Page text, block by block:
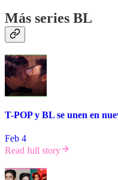
Más series BL
T-POP y BL se unen en
Feb 4
Read full story